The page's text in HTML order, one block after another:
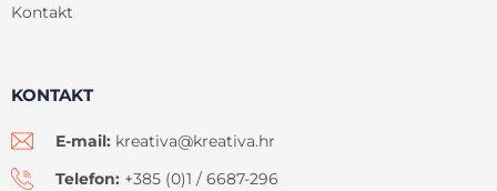
Kontakt
KONTAKT
E-mail: kreativa@kreativa.hr
Telefon: +385 (0)1 / 6687-296